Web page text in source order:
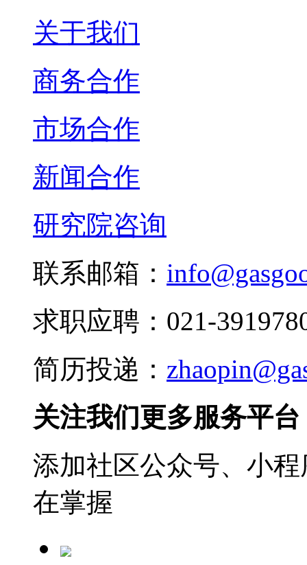
关于我们
商务合作
市场合作
新闻合作
研究院咨询
联系邮箱：
求职应聘：021-
简历投递：
关注我们更多服务平台
添加社区公众号、小
在掌握